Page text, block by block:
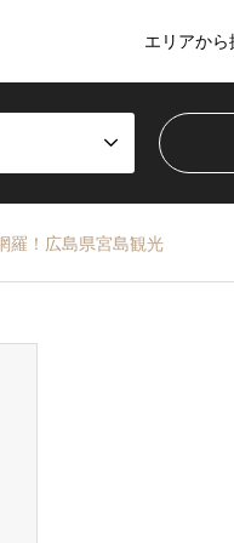
エリアから
羅！広島県宮島観光